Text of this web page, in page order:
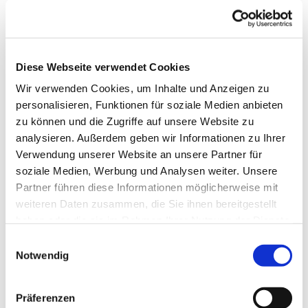
Diese Webseite verwendet Cookies
Wir verwenden Cookies, um Inhalte und Anzeigen zu
personalisieren, Funktionen für soziale Medien anbieten
zu können und die Zugriffe auf unsere Website zu
analysieren. Außerdem geben wir Informationen zu Ihrer
Verwendung unserer Website an unsere Partner für
soziale Medien, Werbung und Analysen weiter. Unsere
Partner führen diese Informationen möglicherweise mit
weiteren Daten zusammen, die Sie ihnen bereitgestellt
Notwendig
Präferenzen
RETO KLAR, geboren 1967 in Hamburg, ist
Cheffotograf bei der Funke Mediengruppe und